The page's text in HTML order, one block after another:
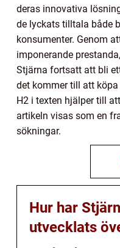
deras innovativa
de lyckats tilltala både
konsumenter. Genom
imponerande
Stjärna fortsatt att bli
det kommer till att
H2 i texten hjälper till
artikeln visas som en
sökningar.
Hur har
utvecklats